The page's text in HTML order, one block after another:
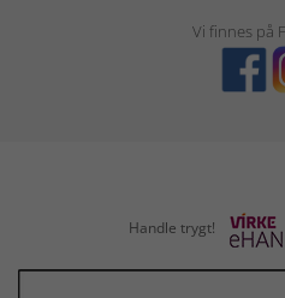
Vi finnes på
Handle trygt!